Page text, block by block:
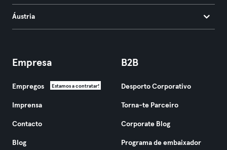
Áustria
Empresa
Empregos Estamos a contratar!
Imprensa
Contacto
Blog
B2B
Desporto Corporativo
Torna-te Parceiro
Corporate Blog
Programa de embaixador